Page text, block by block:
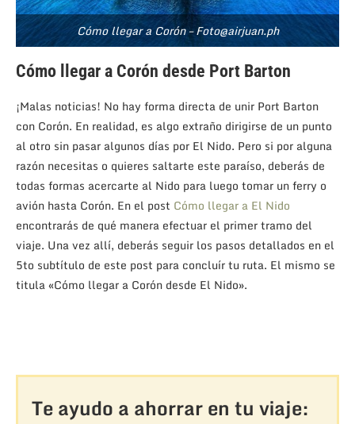
Cómo llegar a Corón – Foto@airjuan.ph
Cómo llegar a Corón desde Port Barton
¡Malas noticias! No hay forma directa de unir Port Barton
con Corón. En realidad, es algo extraño dirigirse de un punto
al otro sin pasar algunos días por El Nido. Pero si por alguna
razón necesitas o quieres saltarte este paraíso, deberás de
todas formas acercarte al Nido para luego tomar un ferry o
avión hasta Corón. En el post Cómo llegar a El Nido
encontrarás de qué manera efectuar el primer tramo del
viaje. Una vez allí, deberás seguir los pasos detallados en el
5to subtítulo de este post para concluír tu ruta. El mismo se
titula «Cómo llegar a Corón desde El Nido».
Te ayudo a ahorrar en tu viaje: